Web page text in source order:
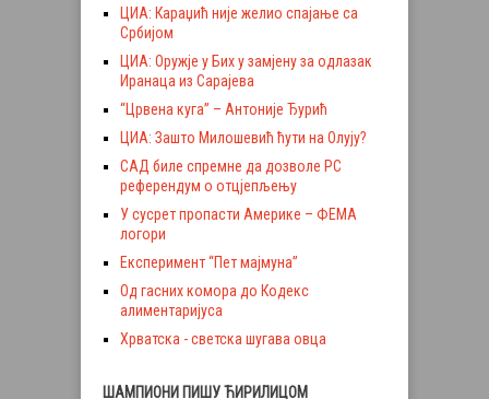
ЦИА: Караџић није желио спајање са
Србијом
ЦИА: Оружје у Бих у замјену за одлазак
Иранаца из Сарајева
“Црвена куга” – Антоније Ђурић
ЦИА: Зашто Милошевић ћути на Олују?
САД биле спремне да дозволе РС
референдум о отцјепљењу
У сусрет пропасти Америке – ФЕМА
логори
Експеримент “Пет мајмуна”
Од гасних комора до Кодекс
алиментаријуса
Хрватска - светска шугава овца
ШАМПИОНИ ПИШУ ЋИРИЛИЦОМ